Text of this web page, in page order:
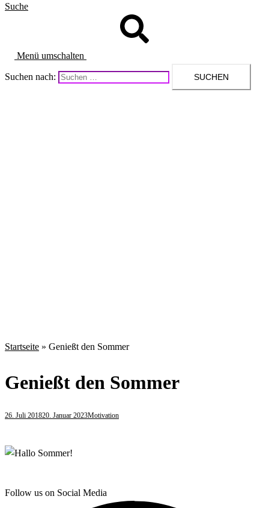
Suche
Menü umschalten
Suchen nach:
Startseite » Genießt den Sommer
Genießt den Sommer
26. Juli 201820. Januar 2023Motivation
Follow us on Social Media